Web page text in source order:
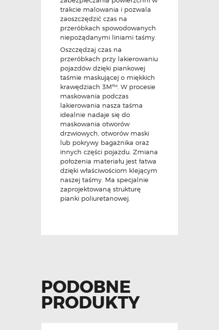
trakcie malowania i pozwala
zaoszczędzić czas na
przeróbkach spowodowanych
niepożądanymi liniami taśmy.
Oszczędzaj czas na
przeróbkach przy lakierowaniu
pojazdów dzięki piankowej
taśmie maskującej o miękkich
krawędziach 3M™. W procesie
maskowania podczas
lakierowania nasza taśma
idealnie nadaje się do
maskowania otworów
drzwiowych, otworów maski
lub pokrywy bagażnika oraz
innych części pojazdu. Zmiana
położenia materiału jest łatwa
dzięki właściwościom klejącym
naszej taśmy. Ma specjalnie
zaprojektowaną strukturę
pianki poliuretanowej.
PODOBNE
PRODUKTY